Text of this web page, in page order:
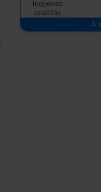
Ingyenes
szállítás
A